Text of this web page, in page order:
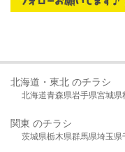
北海道・東北 のチラシ
北海道青森県岩手県宮城県
関東 のチラシ
茨城県栃木県群馬県埼玉県